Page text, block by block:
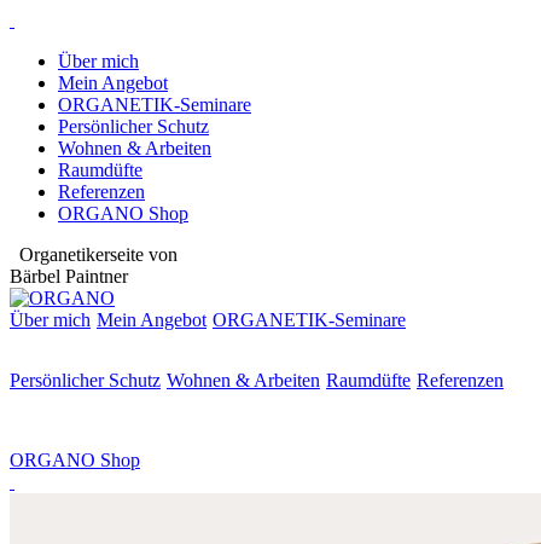
Über mich
Mein Angebot
ORGANETIK-Seminare
Persönlicher Schutz
Wohnen & Arbeiten
Raumdüfte
Referenzen
ORGANO Shop
Organetikerseite von
Bärbel Paintner
Über mich Mein Angebot ORGANETIK-Seminare
Persönlicher Schutz Wohnen & Arbeiten Raumdüfte Referenzen
ORGANO Shop